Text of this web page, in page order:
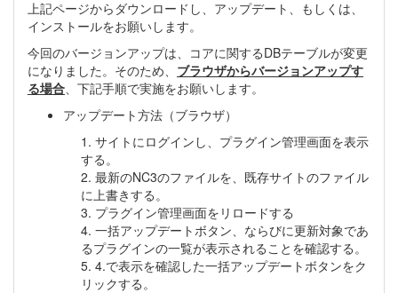
上記ページからダウンロードし、アップデート、もしくは、
インストールをお願いします。
今回のバージョンアップは、コアに関するDBテーブルが変更
になりました。そのため、 ブラウザからバージョンアップす
る場合 、下記手順で実施をお願いします。
アップデート方法（ブラウザ）
1. サイトにログインし、プラグイン管理画面を表示
する。
2. 最新のNC3のファイルを、既存サイトのファイル
に上書きする。
3. プラグイン管理画面をリロードする
4. 一括アップデートボタン、ならびに更新対象であ
るプラグインの一覧が表示されることを確認する。
5. 4.で表示を確認した一括アップデートボタンをク
リックする。